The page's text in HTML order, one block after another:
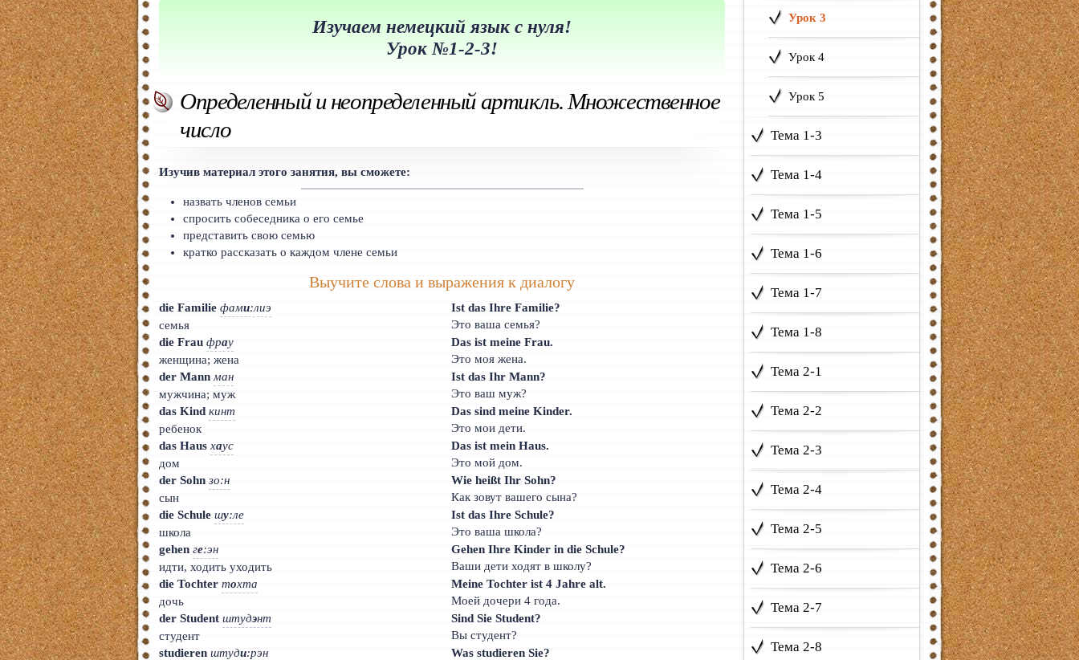
Изучаем немецкий язык с нуля!
Урок №1-2-3!
Определенный и неопределенный артикль. Множественное
число
Изучив материал этого занятия, вы сможете:
назвать членов семьи
спросить собеседника о его семье
представить свою семью
кратко рассказать о каждом члене семьи
Выучите слова и выражения к диалогу
die Familie фами:лиэ
семья
Ist das Ihre Familie?
Это ваша семья?
die Frau фрау
женщина; жена
Das ist meine Frau.
Это моя жена.
der Mann ман
мужчина; муж
Ist das Ihr Mann?
Это ваш муж?
das Kind кинт
ребенок
Das sind meine Kinder.
Это мои дети.
das Haus хаус
дом
Das ist mein Haus.
Это мой дом.
der Sohn зо:н
сын
Wie heißt Ihr Sohn?
Как зовут вашего сына?
die Schule шу:ле
школа
Ist das Ihre Schule?
Это ваша школа?
gehen ге:эн
идти, ходить уходить
Gehen Ihre Kinder in die Schule?
Ваши дети ходят в школу?
die Tochter тохта
дочь
Meine Tochter ist 4 Jahre alt.
Моей дочери 4 года.
der Student штудэнт
студент
Sind Sie Student?
Вы студент?
studieren штуди:рэн
Was studieren Sie?
Урок 3
Урок 4
Урок 5
Тема 1-3
Тема 1-4
Тема 1-5
Тема 1-6
Тема 1-7
Тема 1-8
Тема 2-1
Тема 2-2
Тема 2-3
Тема 2-4
Тема 2-5
Тема 2-6
Тема 2-7
Тема 2-8
Индонезийский
Нидерландский
Финский
Болгарский
Вьетнамский
Тайский
Румынский
Норвежский
Сербский
РКИ
ЧАВО
О сайте
Донат
Платное